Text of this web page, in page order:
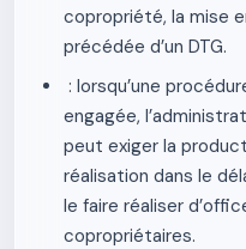
copropriété, la mise
précédée d’un DTG.
: lorsqu’une
engagée,
peut exiger la
réalisation dans le
le faire réaliser
copropriétaires.